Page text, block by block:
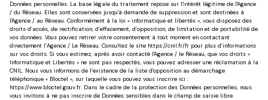
Données personnelles. La base légale du traitement repose sur l'intérêt légitime de l'Agence
/ du Réseau. Elles sont conservées jusqu'à demande de suppression et sont destinées à
l'Agence / au Réseau. Conformément à la loi « informatique et libertés », vous disposez des
droits d’accès, de rectification, d’effacement, d’opposition, de limitation et de portabilité de
vos données. Vous pouvez retirer votre consentement à tout moment en contactant
directement l’Agence / Le Réseau. Consultez le site https://cnil.fr/fr pour plus d’informations
sur vos droits. Si vous estimez, après avoir contacté l'Agence / le Réseau, que vos droits «
Informatique et Libertés » ne sont pas respectés, vous pouvez adresser une réclamation à la
CNIL. Nous vous informons de l’existence de la liste d'opposition au démarchage
téléphonique « Bloctel », sur laquelle vous pouvez vous inscrire ici :
https://www.bloctel.gouv.fr. Dans le cadre de la protection des Données personnelles, nous
vous invitons à ne pas inscrire de Données sensibles dans le champ de saisie libre.